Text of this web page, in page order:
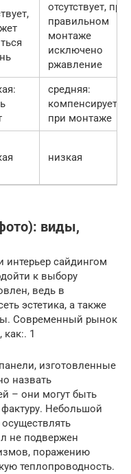
отсутствует, при
правильном
монтаже
исключено
ржавление
средняя:
компенсируется
при монтаже
низкая
виды,
сайдингом
к выбору
ведь в
эстетика, а также
Современный рынок
как:. 1
изготовленные
назвать
– они могут быть
Небольшой
не подвержен
поражению
теплопроводность.